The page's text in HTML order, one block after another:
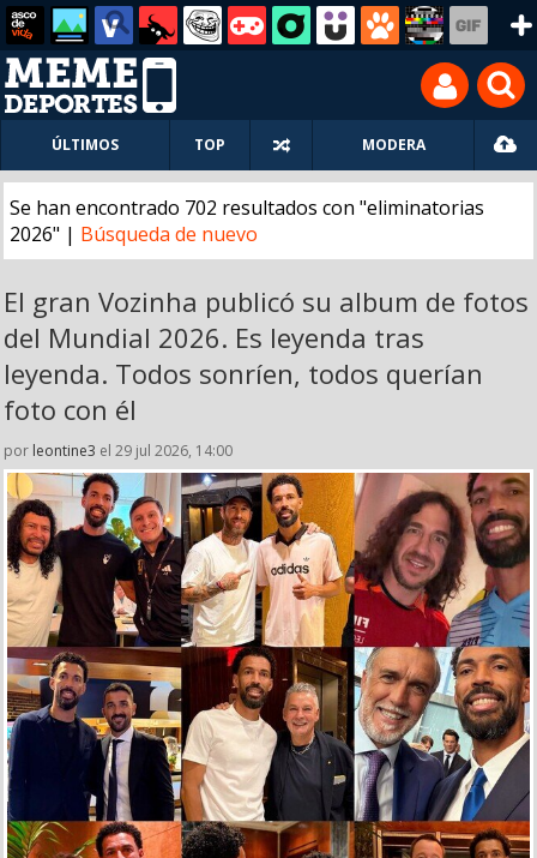
ÚLTIMOS TOP MODERA
Se han encontrado 702 resultados con "eliminatorias
2026" | Búsqueda de nuevo
El gran Vozinha publicó su album de fotos
del Mundial 2026. Es leyenda tras
leyenda. Todos sonríen, todos querían
foto con él
por leontine3 el 29 jul 2026, 14:00